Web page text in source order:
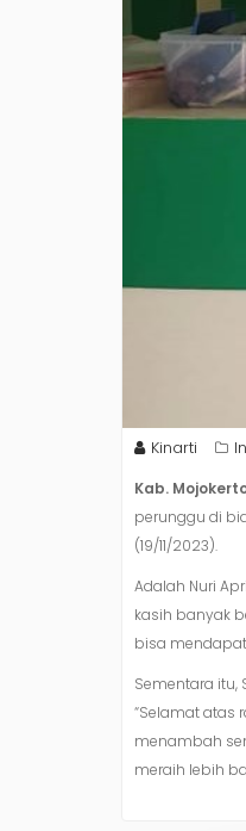
Kinarti
Kab.
perunggu di
(19/11/2023).
Adalah Nuri
kasih banyak
bisa
Sementara itu,
“Selamat atas
menambah
meraih lebih